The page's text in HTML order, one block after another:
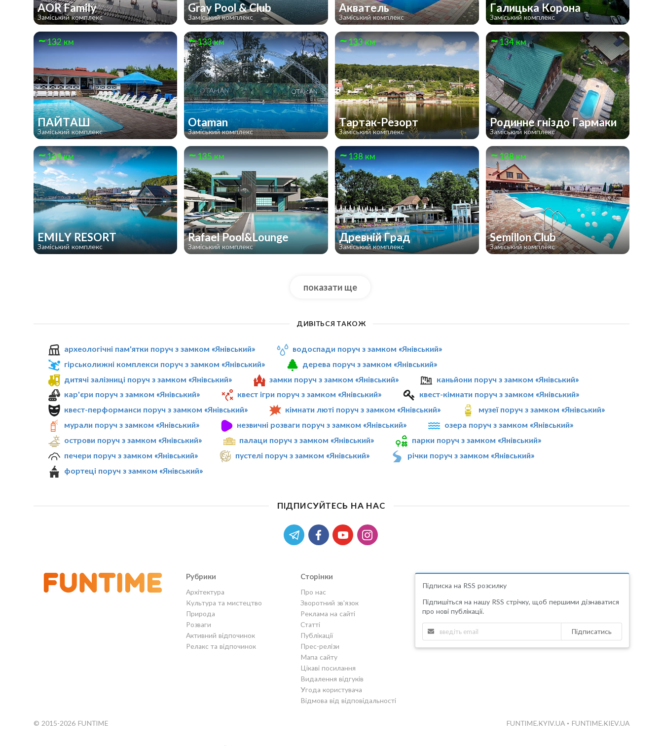
AOR Family
Заміський комплекс
Gray Pool & Club
Заміський комплекс
Акватель
Заміський комплекс
Галицька Корона
Заміський комплекс
132 км
ПАЙТАШ
Заміський комплекс
133 км
Otaman
Заміський комплекс
133 км
Тартак-Резорт
Заміський комплекс
134 км
Родинне гніздо Гармаки
Заміський комплекс
134 км
EMILY RESORT
Заміський комплекс
135 км
Rafael Pool&Lounge
Заміський комплекс
138 км
Древній Град
Заміський комплекс
138 км
Semillon Club
Заміський комплекс
показати ще
ДИВІТЬСЯ ТАКОЖ
археологічні пам'ятки поруч з замком «Янівський»
водоспади поруч з замком «Янівський»
гірськолижні комплекси поруч з замком «Янівський»
дерева поруч з замком «Янівський»
дитячі залізниці поруч з замком «Янівський»
замки поруч з замком «Янівський»
каньйони поруч з замком «Янівський»
кар'єри поруч з замком «Янівський»
квест ігри поруч з замком «Янівський»
квест-кімнати поруч з замком «Янівський»
квест-перформанси поруч з замком «Янівський»
кімнати люті поруч з замком «Янівський»
музеї поруч з замком «Янівський»
мурали поруч з замком «Янівський»
незвичні розваги поруч з замком «Янівський»
озера поруч з замком «Янівський»
острови поруч з замком «Янівський»
палаци поруч з замком «Янівський»
парки поруч з замком «Янівський»
печери поруч з замком «Янівський»
пустелі поруч з замком «Янівський»
річки поруч з замком «Янівський»
фортеці поруч з замком «Янівський»
ПІДПИСУЙТЕСЬ НА НАС
Рубрики
Архітектура
Культура та мистецтво
Природа
Розваги
Активний відпочинок
Релакс та відпочинок
Сторінки
Про нас
Зворотний зв'язок
Реклама на сайті
Статті
Публікації
Прес-релізи
Мапа сайту
Цікаві посилання
Видалення відгуків
Угода користувача
Відмова від відповідальності
Підписка на RSS розсилку
Підпишіться на нашу RSS стрічку, щоб першими дізнаватися
про нові публікації.
Підписатись
© 2015-2026 FUNTIME FUNTIME.KYIV.UA • FUNTIME.KIEV.UA